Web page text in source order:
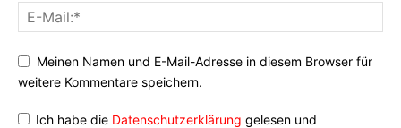
Meinen Namen und E-Mail-Adresse in diesem Browser für
weitere Kommentare speichern.
Ich habe die Datenschutzerklärung gelesen und